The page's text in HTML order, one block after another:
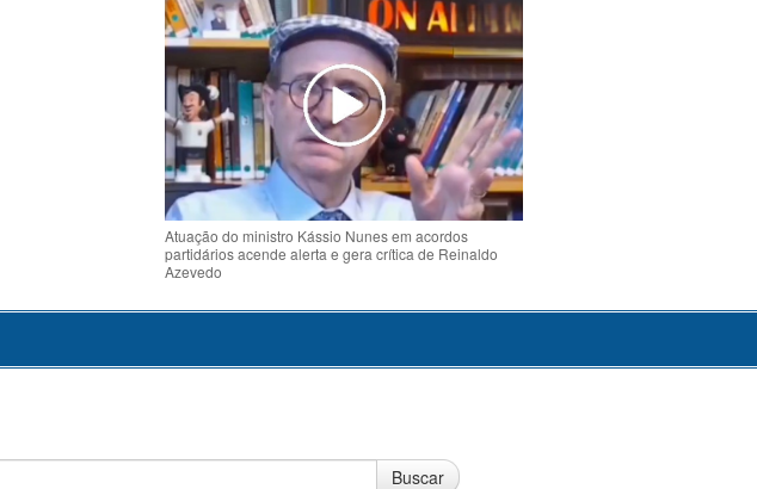
Atuação do ministro Kássio Nunes em acordos
partidários acende alerta e gera crítica de Reinaldo
Azevedo
Buscar